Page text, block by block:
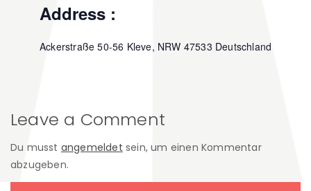
Address :
Ackerstraße 50-56 Kleve, NRW 47533 Deutschland
Leave a Comment
Du musst angemeldet sein, um einen Kommentar
abzugeben.